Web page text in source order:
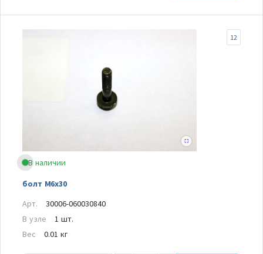
В наличии
болт М6х30
12
Арт.
30006-060030840
В узле
1 шт.
Вес
0.01 кг